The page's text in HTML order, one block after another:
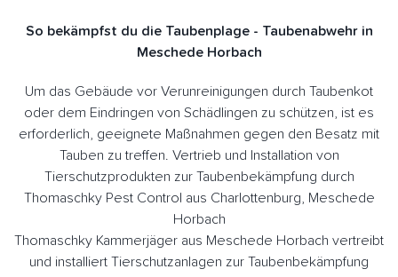
So bekämpfst du die Taubenplage - Taubenabwehr in
Meschede Horbach
Um das Gebäude vor Verunreinigungen durch Taubenkot
oder dem Eindringen von Schädlingen zu schützen, ist es
erforderlich, geeignete Maßnahmen gegen den Besatz mit
Tauben zu treffen. Vertrieb und Installation von
Tierschutzprodukten zur Taubenbekämpfung durch
Thomaschky Pest Control aus Charlottenburg, Meschede
Horbach
Thomaschky Kammerjäger aus Meschede Horbach vertreibt
und installiert Tierschutzanlagen zur Taubenbekämpfung